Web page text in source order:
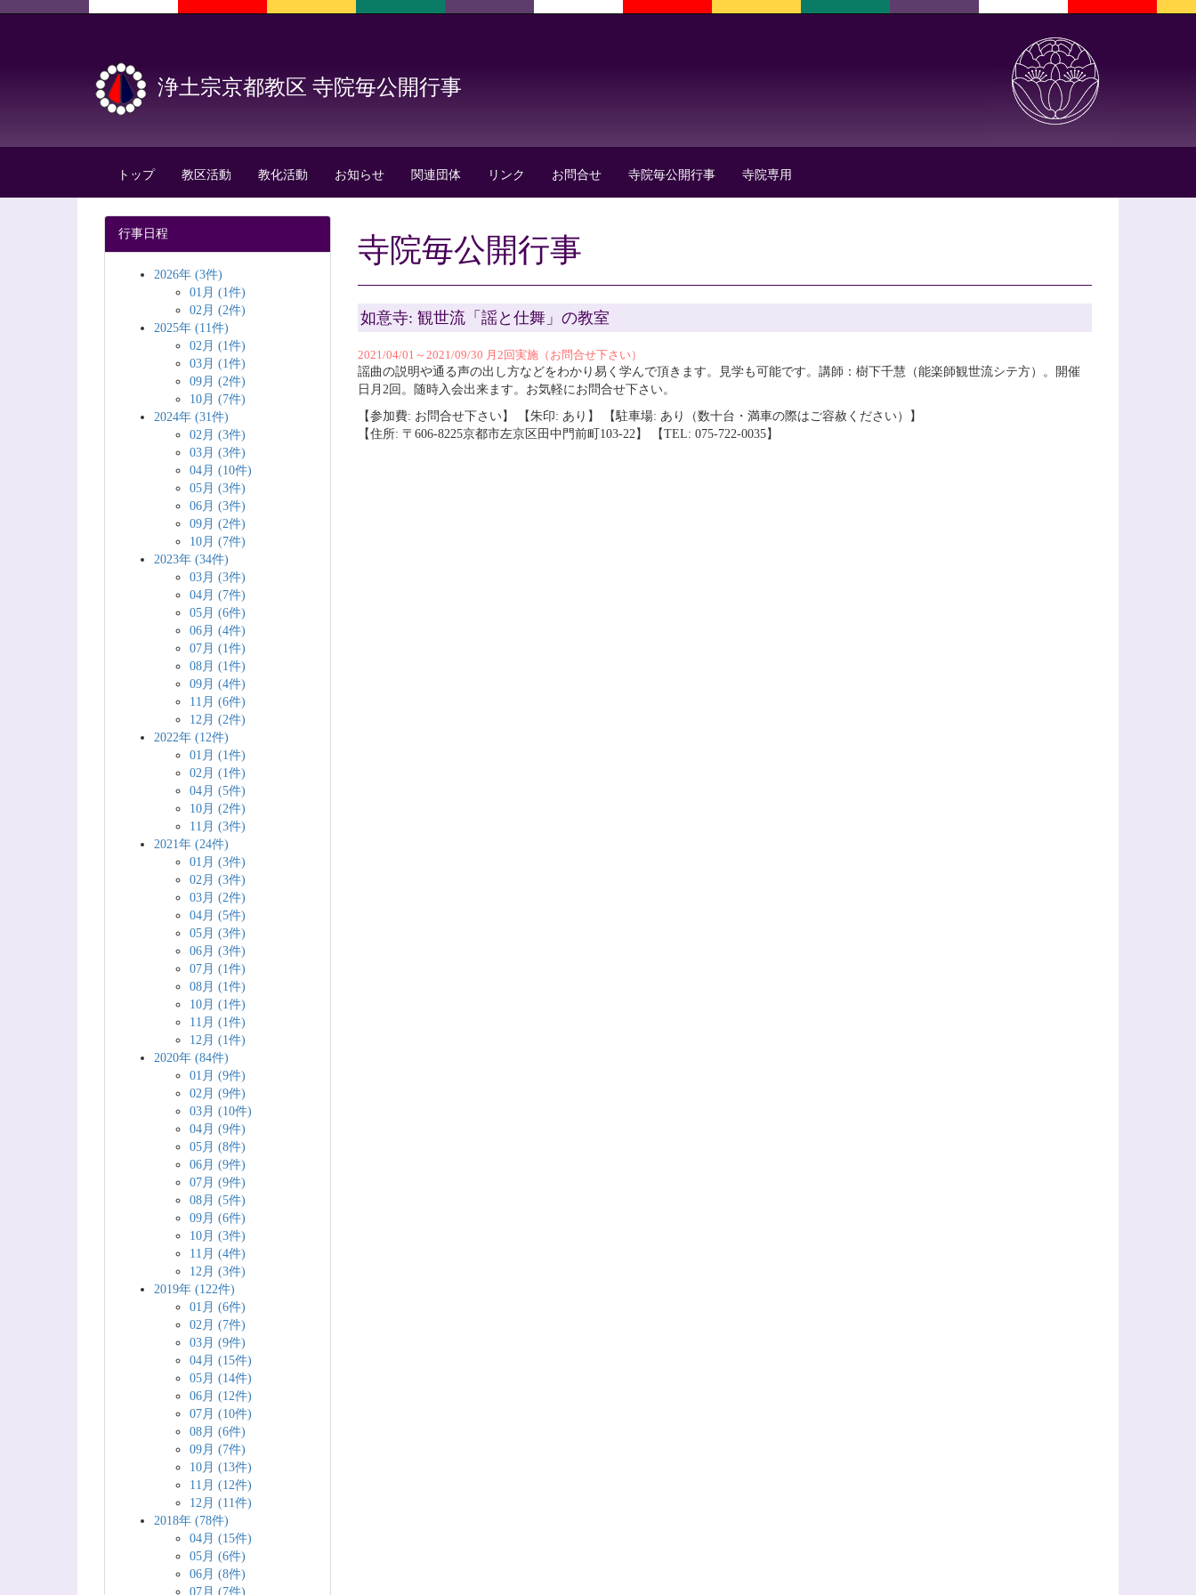
浄土宗京都教区 寺院毎公開行事
トップ 教区活動 教化活動 お知らせ 関連団体 リンク お問合せ 寺院毎公開行事 寺院専用
寺院毎公開行事
如意寺: 観世流「謡と仕舞」の教室
2021/04/01～2021/09/30 月2回実施（お問合せ下さい）
謡曲の説明や通る声の出し方などをわかり易く学んで頂きます。見学も可能です。講師：樹下千慧（能楽師観世流シテ方）。開催
日月2回。随時入会出来ます。お気軽にお問合せ下さい。
【参加費: お問合せ下さい】 【朱印: あり】 【駐車場: あり（数十台・満車の際はご容赦ください）】
【住所: 〒606-8225京都市左京区田中門前町103-22】 【TEL: 075-722-0035】
行事日程
2026年 (3件)
01月 (1件)
02月 (2件)
2025年 (11件)
02月 (1件)
03月 (1件)
09月 (2件)
10月 (7件)
2024年 (31件)
02月 (3件)
03月 (3件)
04月 (10件)
05月 (3件)
06月 (3件)
09月 (2件)
10月 (7件)
2023年 (34件)
03月 (3件)
04月 (7件)
05月 (6件)
06月 (4件)
07月 (1件)
08月 (1件)
09月 (4件)
11月 (6件)
12月 (2件)
2022年 (12件)
01月 (1件)
02月 (1件)
04月 (5件)
10月 (2件)
11月 (3件)
2021年 (24件)
01月 (3件)
02月 (3件)
03月 (2件)
04月 (5件)
05月 (3件)
06月 (3件)
07月 (1件)
08月 (1件)
10月 (1件)
11月 (1件)
12月 (1件)
2020年 (84件)
01月 (9件)
02月 (9件)
03月 (10件)
04月 (9件)
05月 (8件)
06月 (9件)
07月 (9件)
08月 (5件)
09月 (6件)
10月 (3件)
11月 (4件)
12月 (3件)
2019年 (122件)
01月 (6件)
02月 (7件)
03月 (9件)
04月 (15件)
05月 (14件)
06月 (12件)
07月 (10件)
08月 (6件)
09月 (7件)
10月 (13件)
11月 (12件)
12月 (11件)
2018年 (78件)
04月 (15件)
05月 (6件)
06月 (8件)
07月 (7件)